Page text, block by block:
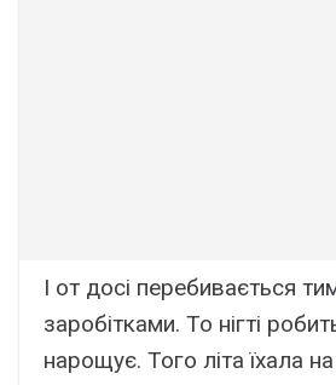
І от досі перебивається
заробітками. То нігті
нарощує. Того літа їхала